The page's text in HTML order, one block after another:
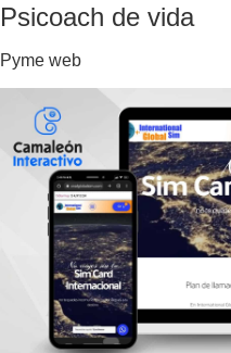
Psicoach de vida
Pyme web